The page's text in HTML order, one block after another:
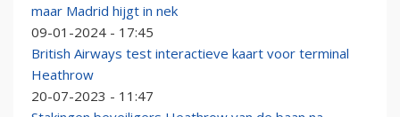
maar Madrid hijgt in nek
09-01-2024 - 17:45
British Airways test interactieve kaart voor terminal
Heathrow
20-07-2023 - 11:47